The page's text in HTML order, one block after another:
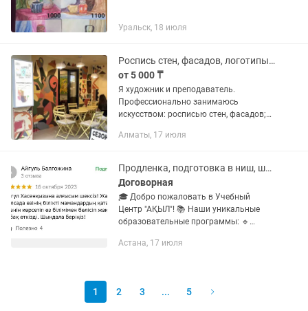
Уральск, 18 июля
Роспись стен, фасадов, логотипы, интерьерные картины, арт-проекты
от 5 000 ₸
Я художник и преподаватель.
Профессионально занимаюсь
искусством: росписью стен, фасадов;
интерьерные картины. -Реализую
эскиз,...
Алматы, 17 июля
Продленка, подготовка в ниш, шахматы, казахский язык
Договорная
🎓 Добро пожаловать в Учебный
Центр "АҚЫЛ"! 📚 Наши уникальные
образовательные программы: 🔹
Обучение буквам и цифрам, развитие
Астана, 17 июля
1 2 3 ... 5